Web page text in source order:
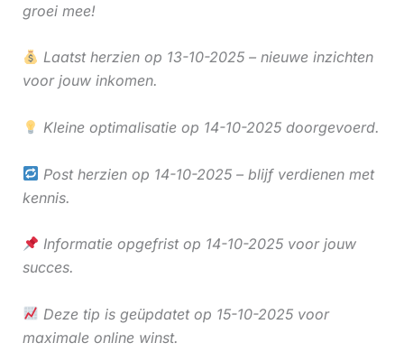
groei mee!
Laatst herzien op 13-10-2025 – nieuwe inzichten
voor jouw inkomen.
Kleine optimalisatie op 14-10-2025 doorgevoerd.
Post herzien op 14-10-2025 – blijf verdienen met
kennis.
Informatie opgefrist op 14-10-2025 voor jouw
succes.
Deze tip is geüpdatet op 15-10-2025 voor
maximale online winst.